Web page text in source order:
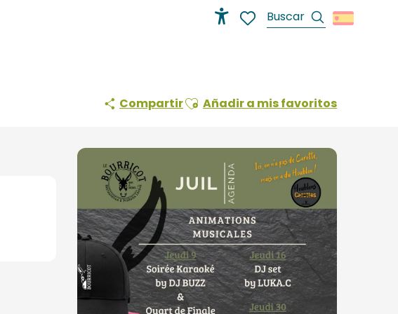
Buscar
CompartirAjouter aux favoris
Añadir a mis favoritos